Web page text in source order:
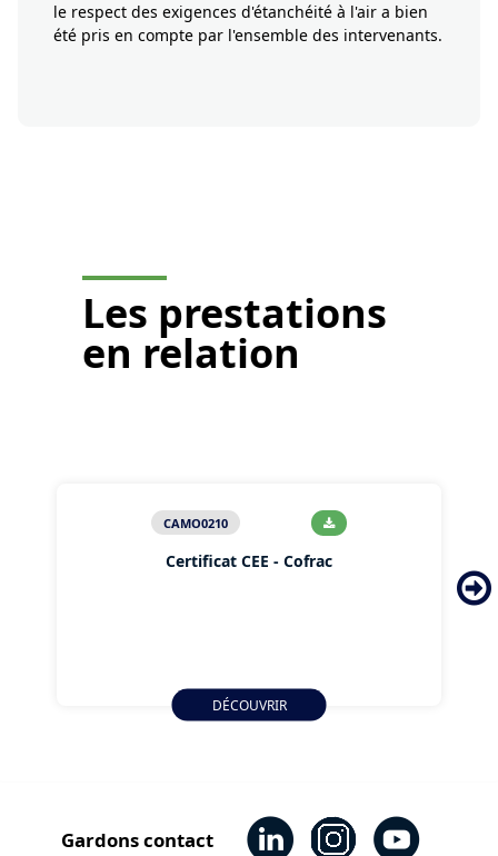
le respect des exigences d'étanchéité à l'air a bien
été pris en compte par l'ensemble des intervenants.
Les prestations
en relation
CAMO0210
Certificat CEE - Cofrac
DÉCOUVRIR
Gardons contact